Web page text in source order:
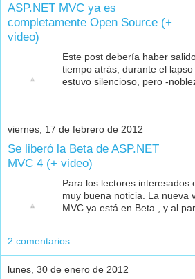
ASP.NET MVC ya es
completamente Open Source (+
video)
Este post debería haber
tiempo atrás, durante el
estuvo silencioso, pero -
viernes, 17 de febrero de 2012
Se liberó la Beta de ASP.NET
MVC 4 (+ video)
Para los lectores interesados
muy buena noticia. La nueva
MVC ya está en Beta , y al
2 comentarios:
lunes, 30 de enero de 2012